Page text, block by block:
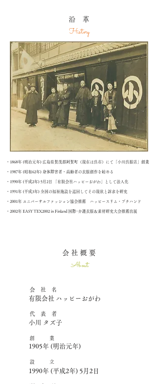
沿 革
History
・1868年 (明治元年) 広島県賀茂郡阿賀町（現在は呉市）にて「小川呉服店」創業
・1987年 (昭和62年) 身体障害者・高齢者の衣服創作を始める
​・1990年 (平成2年) 5月2日 「有限会社ハッピーおがわ」として法人化
・1991年 (平成3年) 全国の福祉施設を巡回してその現状と訴求を研究
・2001年 ユニバーサルファッション協会推薦 ハッピースリム・プチハンド
・2002年 EASY TEX2002 in Finland 国際･介護衣服＆素材研究大会推薦出展
会 社 概 要
About
会 社 名
有限会社 ハッピーおがわ
​代 表 者
小川 タズ子
創 業
1905年 (明治元年)
設 立
1990年 (平成2年) 5月2日